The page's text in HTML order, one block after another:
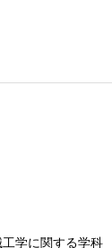
学に関する学